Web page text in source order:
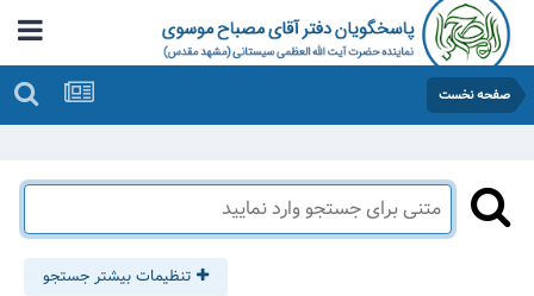
صفحه نخست
تنظیمات بیشتر جستجو